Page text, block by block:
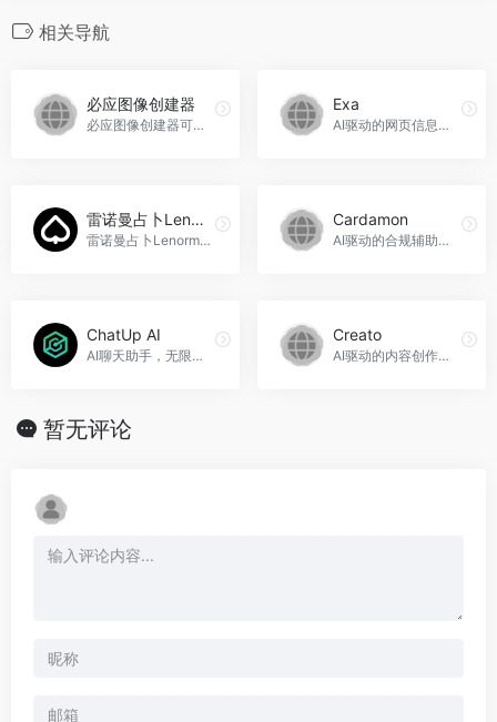
相关导航
必应图像创建器
必应图像创建器可实现智能图像生成，满足多场景需求。
Exa
AI驱动的网页信息组织工具，Exa官网入口网址
雷诺曼占卜Lenormand
雷诺曼占卜Lenormand通过36张卡牌，为日常事务提供直接、具体解读，具备多种功能与特色，应用场景广泛。
Cardamon
AI驱动的合规辅助工具，自动化法规映射，助力企业快速合规。
ChatUp AI
AI聊天助手，无限免费，ChatUp AI官网入口网址
Creato
AI驱动的内容创作平台，Creato官网入口网址
暂无评论